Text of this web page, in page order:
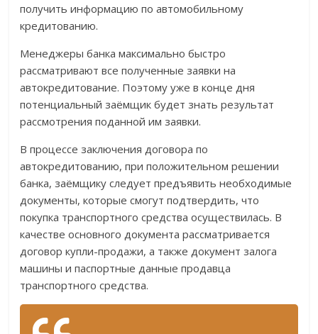
получить информацию по автомобильному
кредитованию.
Менеджеры банка максимально быстро
рассматривают все полученные заявки на
автокредитование. Поэтому уже в конце дня
потенциальный заёмщик будет знать результат
рассмотрения поданной им заявки.
В процессе заключения договора по
автокредитованию, при положительном решении
банка, заёмщику следует предъявить необходимые
документы, которые смогут подтвердить, что
покупка транспортного средства осуществилась. В
качестве основного документа рассматривается
договор купли-продажи, а также документ залога
машины и паспортные данные продавца
транспортного средства.